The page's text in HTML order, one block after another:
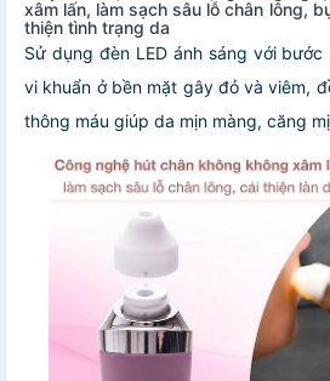
xâm lấn, làm sạch sâu lỗ chân lông,
thiện tình trạng da
Sử dụng đèn LED ánh sáng với
vi khuẩn ở bền mặt gây đỏ và viêm,
thông máu giúp da mịn màng, căng